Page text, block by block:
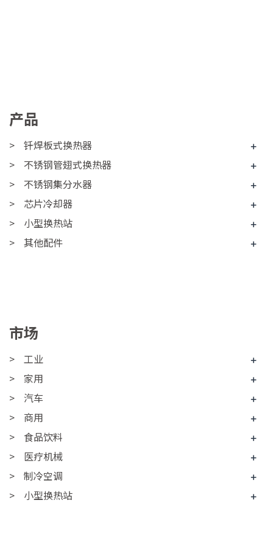
产品
钎焊板式换热器
+
不锈钢管翅式换热器
+
不锈钢集分水器
+
芯片冷却器
+
小型换热站
+
其他配件
+
市场
工业
+
家用
+
汽车
+
商用
+
食品饮料
+
医疗机械
+
制冷空调
+
小型换热站
+